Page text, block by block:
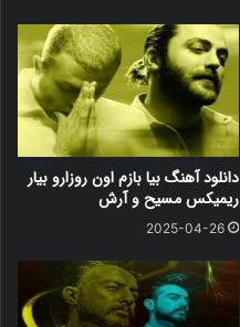
دانلود آهنگ بیا بازم اون روزارو بیار
ریمیکس مسیح و آرش
2025-04-26